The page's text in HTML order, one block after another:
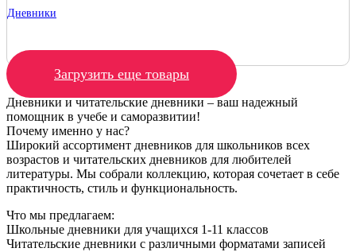
Дневники
Загрузить еще товары
Дневники и читательские дневники – ваш надежный
помощник в учебе и саморазвитии!
Почему именно у нас?
Широкий ассортимент дневников для школьников всех
возрастов и читательских дневников для любителей
литературы. Мы собрали коллекцию, которая сочетает в себе
практичность, стиль и функциональность.
Что мы предлагаем:
Школьные дневники для учащихся 1-11 классов
Читательские дневники с различными форматами записей